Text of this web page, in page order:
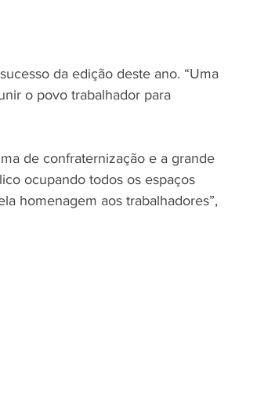
da edição deste ano. “Uma
o povo trabalhador para
de confraternização e a grande
ocupando todos os espaços
homenagem aos trabalhadores”,